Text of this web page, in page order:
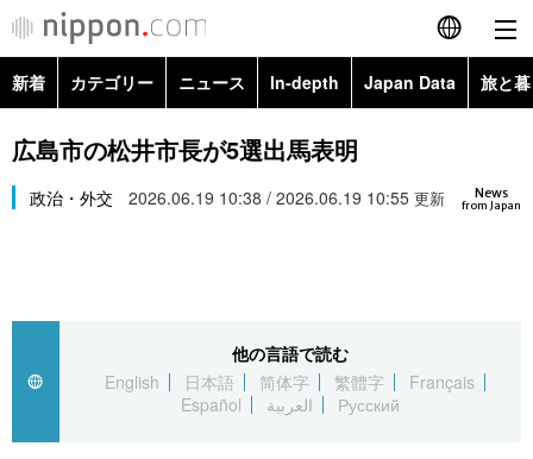
English
繁體字
العربية
新着 カテゴリー ニュース In-depth Japan Data 旅と
政治・外交
経済・ビジネス
社会
文化
科学・技術
Images
お知らせ
広島市の松井市長が5選出馬表明
News
from Japan
政治・外交 2026.06.19 10:38 / 2026.06.19 10:55 更新
他の言語で読む
English
日本語 简体字 繁體字
Français
Español
العربية Русский